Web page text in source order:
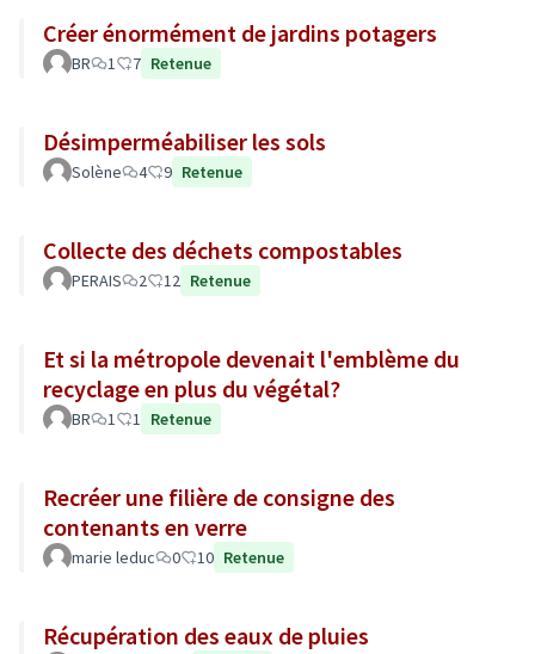
Créer énormément de jardins potagers
BR 1 7 Retenue
Désimperméabiliser les sols
Solène 4 9 Retenue
Collecte des déchets compostables
PERAIS 2 12 Retenue
Et si la métropole devenait l'emblème du
recyclage en plus du végétal?
BR 1 1 Retenue
Recréer une filière de consigne des
contenants en verre
marie leduc 0 10 Retenue
Récupération des eaux de pluies